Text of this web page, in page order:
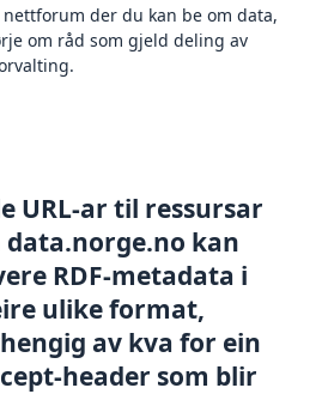
der du kan be om data,
om råd som gjeld deling av
URL-ar til ressursar
data.norge.no kan
RDF-metadata i
ulike format,
av kva for ein
header som blir